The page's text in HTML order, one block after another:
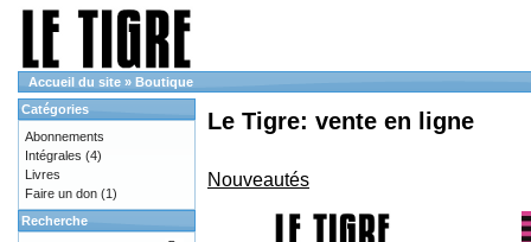
Accueil du site » Boutique
Le Tigre: vente en ligne
Nouveautés
Catégories
Abonnements
Intégrales (4)
Livres
Faire un don (1)
Recherche